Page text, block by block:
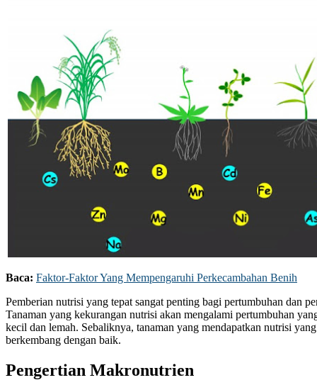
Baca: Faktor-Faktor Yang Mempengaruhi Perkecambahan Benih
Pemberian nutrisi yang tepat sangat penting bagi pertumbuhan dan
Tanaman yang kekurangan nutrisi akan mengalami pertumbuhan
kecil dan lemah. Sebaliknya, tanaman yang mendapatkan nutrisi
berkembang dengan baik.
Pengertian Makronutrien